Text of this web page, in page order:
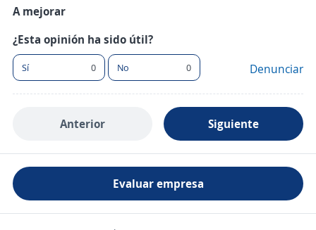
A mejorar
¿Esta opinión ha sido útil?
Sí 0 No 0 Denunciar
Anterior Siguiente
Evaluar empresa